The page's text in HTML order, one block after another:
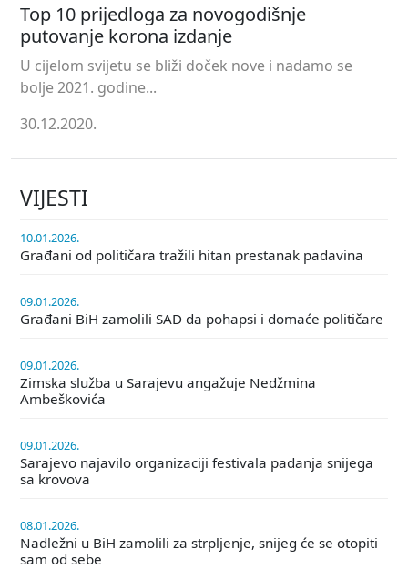
Top 10 prijedloga za novogodišnje
putovanje korona izdanje
U cijelom svijetu se bliži doček nove i nadamo se
bolje 2021. godine...
30.12.2020.
VIJESTI
10.01.2026.
Građani od političara tražili hitan prestanak padavina
09.01.2026.
Građani BiH zamolili SAD da pohapsi i domaće političare
09.01.2026.
Zimska služba u Sarajevu angažuje Nedžmina
Ambeškovića
09.01.2026.
Sarajevo najavilo organizaciji festivala padanja snijega
sa krovova
08.01.2026.
Nadležni u BiH zamolili za strpljenje, snijeg će se otopiti
sam od sebe